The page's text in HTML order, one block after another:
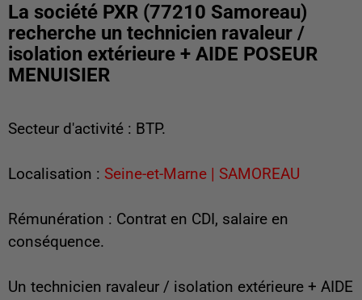
La société PXR (77210 Samoreau)
recherche un technicien ravaleur /
isolation extérieure + AIDE POSEUR
MENUISIER
Secteur d'activité : BTP.
Localisation : Seine-et-Marne | SAMOREAU
Rémunération : Contrat en CDI, salaire en
conséquence.
Un technicien ravaleur / isolation extérieure + AIDE